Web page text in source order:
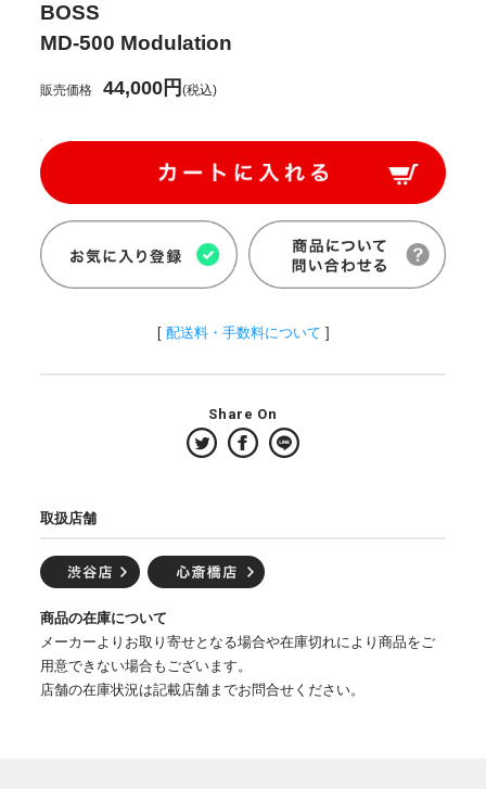
BOSS
MD-500 Modulation
販売価格 44,000円(税込)
[ 配送料・手数料について ]
Share On
取扱店舗
商品の在庫について
メーカーよりお取り寄せとなる場合や在庫切れにより商品をご
用意できない場合もございます。
店舗の在庫状況は記載店舗までお問合せください。